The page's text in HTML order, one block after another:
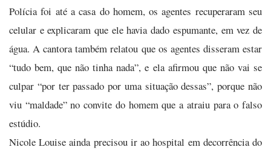
Polícia foi até a casa do homem, os agentes recuperaram seu
celular e explicaram que ele havia dado espumante, em vez de
água. A cantora também relatou que os agentes disseram estar
“tudo bem, que não tinha nada”, e ela afirmou que não vai se
culpar “por ter passado por uma situação dessas”, porque não
viu “maldade” no convite do homem que a atraiu para o falso
estúdio.
Nicole Louise ainda precisou ir ao hospital em decorrência do